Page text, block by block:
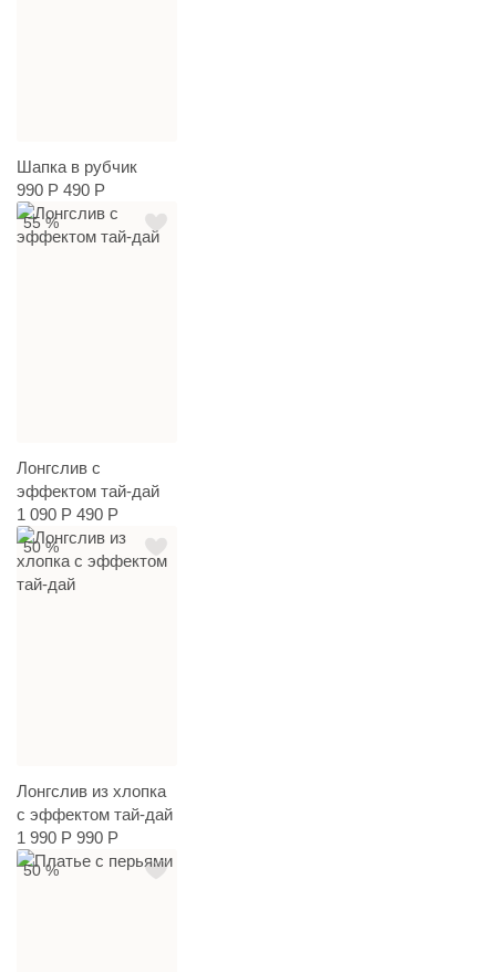
Шапка в рубчик
990 Р 490 Р
55 %
Лонгслив с
эффектом тай-дай
1 090 Р 490 Р
50 %
Лонгслив из хлопка
с эффектом тай-дай
1 990 Р 990 Р
50 %